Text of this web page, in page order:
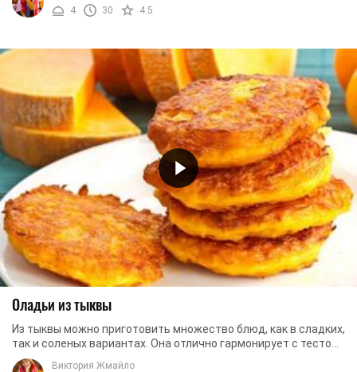
4
30 4.5
Оладьи из тыквы
Из тыквы можно приготовить множество блюд, как в сладких,
так и соленых вариантах. Она отлично гармонирует с тестом,
именно поэтому этот продукт ...
Виктория Жмайло